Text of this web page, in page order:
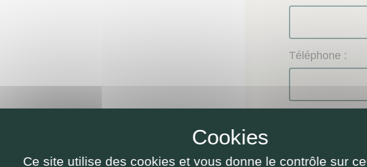
Téléphone :
Ce site utilise des cookies et vous donne le contrôle sur